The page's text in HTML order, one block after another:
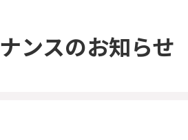
ンスのお知らせ